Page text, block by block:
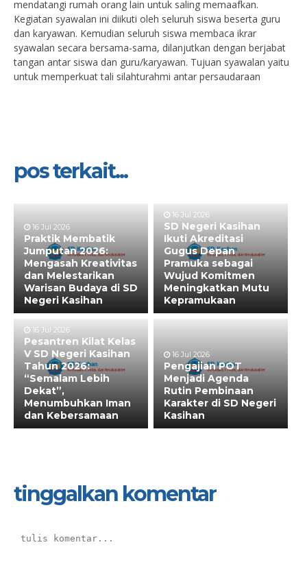
mendatangi rumah orang lain untuk saling memaafkan.
Kegiatan syawalan ini diikuti oleh seluruh siswa beserta guru
dan karyawan. Kemudian seluruh siswa membaca ikrar
syawalan secara bersama-sama, dilanjutkan dengan berjabat
tangan antar siswa dan guru/karyawan. Tujuan syawalan yaitu
untuk memperkuat tali silahturahmi antar persaudaraan
pos terkait...
16 Jul 2026
Praktik Membatik
Jumputan 2026:
Mengasah Kreativitas
dan Melestarikan
Warisan Budaya di SD
Negeri Kasihan
16 Jul 2026
SD Negeri Kasihan
Ikuti Akreditasi
Gugus Depan
Pramuka sebagai
Wujud Komitmen
Meningkatkan Mutu
Kepramukaan
16 Jul 2026
Pesantren Kilat Kelas
V SD Negeri Kasihan
Tahun 2026:
“Semalam Lebih
Dekat”,
Menumbuhkan Iman
dan Kebersamaan
16 Jul 2026
Pengajian POT
Menjadi Agenda
Rutin Pembinaan
Karakter di SD Negeri
Kasihan
tinggalkan komentar